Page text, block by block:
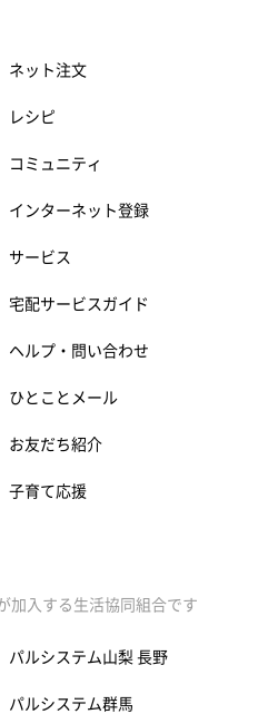
ネット注文
レシピ
コミュニティ
インターネット登録
サービス
宅配サービスガイド
ヘルプ・問い合わせ
ひとことメール
お友だち紹介
子育て応援
加入する生活協同組合です
パルシステム山梨 長野
パルシステム群馬